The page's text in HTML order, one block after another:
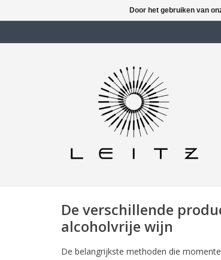
De verschillende
alcoholvrije wijn
De belangrijkste methoden die
Door het gebruiken van